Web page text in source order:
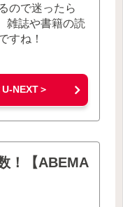
ので迷ったら
雑誌や書籍の読
すね！
NEXT＞
！【ABEMA